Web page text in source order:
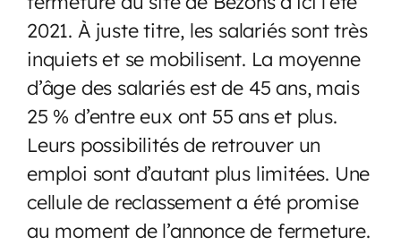
2021. À juste titre, les salariés sont très
inquiets et se mobilisent. La moyenne
d’âge des salariés est de 45 ans, mais
25 % d’entre eux ont 55 ans et plus.
Leurs possibilités de retrouver un
emploi sont d’autant plus limitées. Une
cellule de reclassement a été promise
au moment de l’annonce de fermeture.